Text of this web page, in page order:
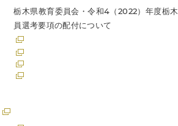
栃木県教育委員会・令和4（2022）年度栃
員選考要項の配付について